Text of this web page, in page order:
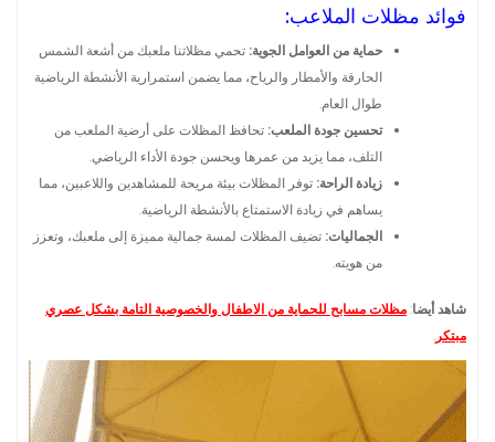
فوائد مظلات الملاعب:
حماية من العوامل الجوية: تحمي مظلاتنا ملعبك من أشعة الشمس
الحارقة والأمطار والرياح، مما يضمن استمرارية الأنشطة الرياضية
طوال العام.
تحسين جودة الملعب: تحافظ المظلات على أرضية الملعب من
التلف، مما يزيد من عمرها ويحسن جودة الأداء الرياضي.
زيادة الراحة: توفر المظلات بيئة مريحة للمشاهدين واللاعبين، مما
يساهم في زيادة الاستمتاع بالأنشطة الرياضية.
الجماليات: تضيف المظلات لمسة جمالية مميزة إلى ملعبك، وتعزز
من هويته.
شاهد أيضا:مظلات مسابح للحماية من الاطفال والخصوصية التامة بشكل عصري
مبتكر.